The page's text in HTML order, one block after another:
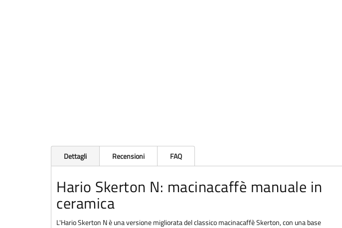
Dettagli Recensioni FAQ
Hario Skerton N: macinacaffè manuale in
ceramica
L'Hario Skerton N è una versione migliorata del classico macinacaffè Skerton, con una base